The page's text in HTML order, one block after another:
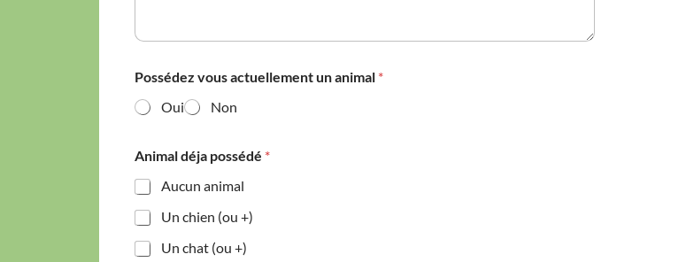
Possédez vous actuellement un animal *
Oui
Non
Animal déja possédé *
Aucun animal
Un chien (ou +)
Un chat (ou +)